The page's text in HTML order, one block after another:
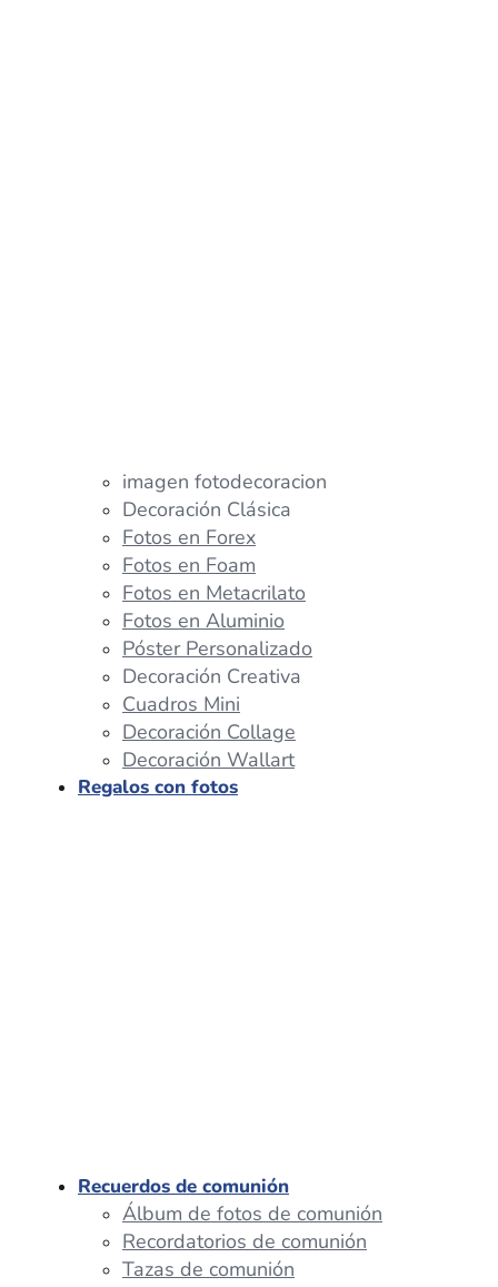
imagen fotodecoracion
Decoración Clásica
Fotos en Forex
Fotos en Foam
Fotos en Metacrilato
Fotos en Aluminio
Póster Personalizado
Decoración Creativa
Cuadros Mini
Decoración Collage
Decoración Wallart
Regalos con fotos
Recuerdos de comunión
Álbum de fotos de comunión
Recordatorios de comunión
Tazas de comunión